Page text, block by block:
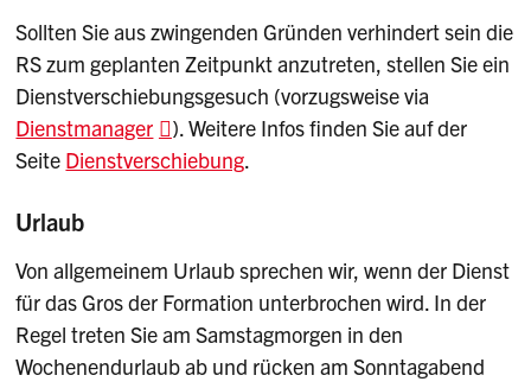
Sollten Sie aus zwingenden Gründen verhindert sein die
RS zum geplanten Zeitpunkt anzutreten, stellen Sie ein
Dienstverschiebungsgesuch (vorzugsweise via
Dienstmanager
). Weitere Infos finden Sie auf der
Seite Dienstverschiebung.
Urlaub
Von allgemeinem Urlaub sprechen wir, wenn der Dienst
für das Gros der Formation unterbrochen wird. In der
Regel treten Sie am Samstagmorgen in den
Wochenendurlaub ab und rücken am Sonntagabend